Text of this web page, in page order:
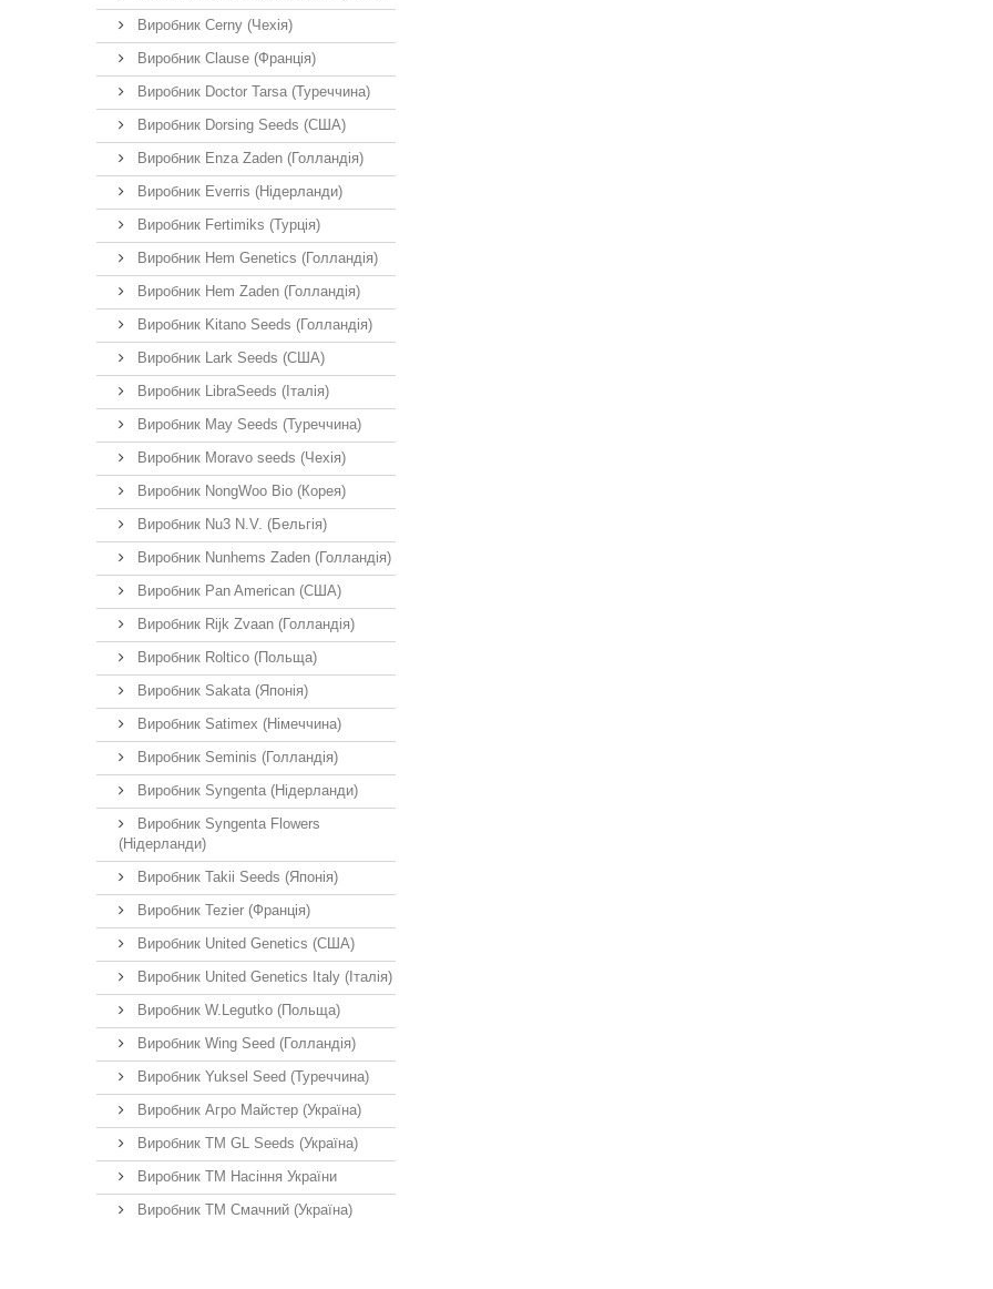
Виробник Cerny (Чехія)
Виробник Clause (Франція)
Виробник Doctor Tarsa (Туреччина)
Виробник Dorsing Seeds (США)
Виробник Enza Zaden (Голландія)
Виробник Everris (Нідерланди)
Виробник Fertimiks (Турція)
Виробник Hem Genetics (Голландія)
Виробник Hem Zaden (Голландія)
Виробник Kitano Seeds (Голландія)
Виробник Lark Seeds (США)
Виробник LibraSeeds (Італія)
Виробник May Seeds (Туреччина)
Виробник Moravo seeds (Чехія)
Виробник NongWoo Bio (Корея)
Виробник Nu3 N.V. (Бельгія)
Виробник Nunhems Zaden (Голландія)
Виробник Pan American (США)
Виробник Rijk Zvaan (Голландія)
Виробник Roltico (Польща)
Виробник Sakata (Японія)
Виробник Satimex (Німеччина)
Виробник Seminis (Голландія)
Виробник Syngenta (Нідерланди)
Виробник Syngenta Flowers
(Нідерланди)
Виробник Takii Seeds (Японія)
Виробник Tezier (Франція)
Виробник United Genetics (США)
Виробник United Genetics Italy (Італія)
Виробник W.Legutko (Польща)
Виробник Wing Seed (Голландія)
Виробник Yuksel Seed (Туреччина)
Виробник Агро Майстер (Україна)
Виробник ТМ GL Seeds (Україна)
Виробник ТМ Насіння України
Виробник ТМ Смачний (Україна)